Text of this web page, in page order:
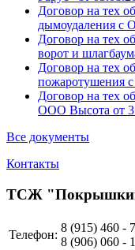
Договор на тех
дымоудаления с
Договор на тех
ворот и
Договор на тех
пожаротушения
Договор на тех
ООО Высота от
Все документы
Контакты
ТСЖ
Телефон:
8 (915) 460 -
8 (906) 060 -